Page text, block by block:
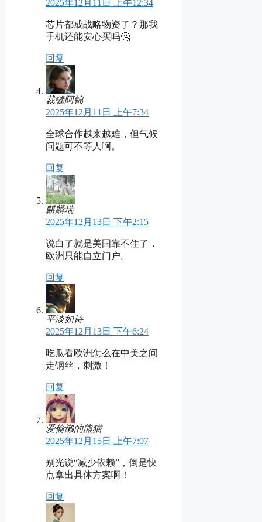
2025年12月11日 上午12:34
芯片都成战略物资了？那我
手机还能安心买吗🤔
回复
裁缝阿锦
2025年12月11日 上午7:34
全球合作越来越难，但气候
问题可不等人啊。
回复
麒麟瑞
2025年12月13日 下午2:15
说白了就是美国靠不住了，
欧洲只能自立门户。
回复
平淡如诗
2025年12月13日 下午6:24
吃瓜看欧洲怎么在中美之间
走钢丝，刺激！
回复
爱偷懒的熊猫
2025年12月15日 上午7:07
别光说“减少依赖”，倒是快
点拿出具体方案啊！
回复